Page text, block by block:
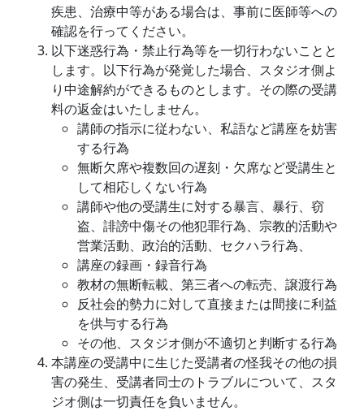
疾患、治療中等がある場合は、事前に医師等への
確認を行ってください。
以下迷惑行為・禁止行為等を一切行わないことと
します。以下行為が発覚した場合、スタジオ側よ
り中途解約ができるものとします。その際の受講
料の返金はいたしません。
講師の指示に従わない、私語など講座を妨害
する行為
無断欠席や複数回の遅刻・欠席など受講生と
して相応しくない行為
講師や他の受講生に対する暴言、暴行、窃
盗、誹謗中傷その他犯罪行為、宗教的活動や
営業活動、政治的活動、セクハラ行為、
講座の録画・録音行為
教材の無断転載、第三者への転売、譲渡行為
反社会的勢力に対して直接または間接に利益
を供与する行為
その他、スタジオ側が不適切と判断する行為
本講座の受講中に生じた受講者の怪我その他の損
害の発生、受講者同士のトラブルについて、スタ
ジオ側は一切責任を負いません。